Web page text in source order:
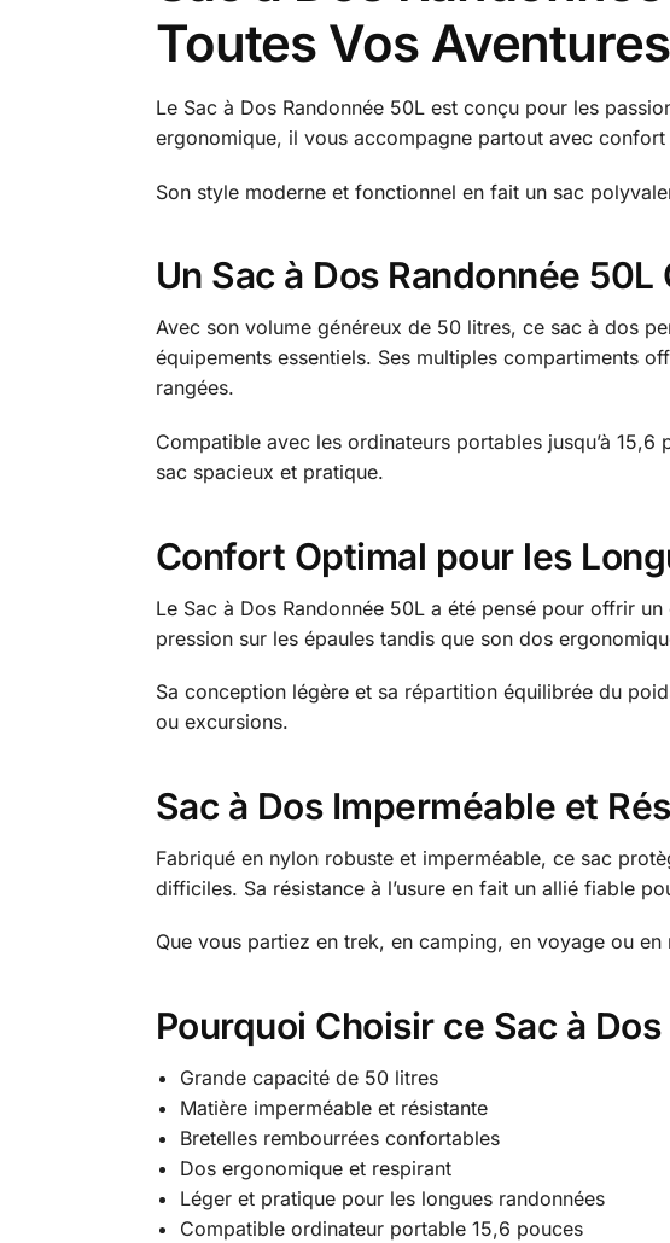
Toutes Vos Aventures
Le Sac à Dos Randonnée 50L est conçu pour les
ergonomique, il vous accompagne partout avec
Son style moderne et fonctionnel en fait un sac
Un Sac à Dos Randonnée
Avec son volume généreux de 50 litres, ce sac à dos
équipements essentiels. Ses multiples compartiments
rangées.
Compatible avec les ordinateurs portables jusqu’à
sac spacieux et pratique.
Confort Optimal pour les
Le Sac à Dos Randonnée 50L a été pensé pour offrir
pression sur les épaules tandis que son dos
Sa conception légère et sa répartition équilibrée du
ou excursions.
Sac à Dos Imperméable et
Fabriqué en nylon robuste et imperméable, ce sac
difficiles. Sa résistance à l’usure en fait un allié fiable
Que vous partiez en trek, en camping, en voyage ou
Pourquoi Choisir ce Sac à
Grande capacité de 50 litres
Matière imperméable et résistante
Bretelles rembourrées confortables
Dos ergonomique et respirant
Léger et pratique pour les longues randonnées
Compatible ordinateur portable 15,6 pouces